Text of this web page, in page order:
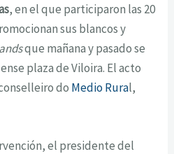
, en el que participaron las 20
sus blancos y
que mañana y pasado se
plaza de Viloira. El acto
do Medio Rural,
el presidente del